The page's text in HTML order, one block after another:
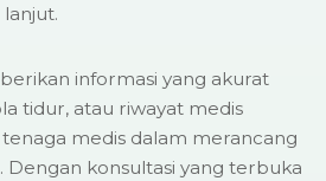
informasi yang akurat
tidur, atau riwayat medis
medis dalam merancang
Dengan konsultasi yang terbuka